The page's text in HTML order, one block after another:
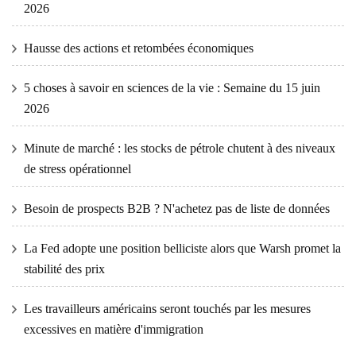
2026
Hausse des actions et retombées économiques
5 choses à savoir en sciences de la vie : Semaine du 15 juin
2026
Minute de marché : les stocks de pétrole chutent à des niveaux
de stress opérationnel
Besoin de prospects B2B ? N'achetez pas de liste de données
La Fed adopte une position belliciste alors que Warsh promet la
stabilité des prix
Les travailleurs américains seront touchés par les mesures
excessives en matière d'immigration